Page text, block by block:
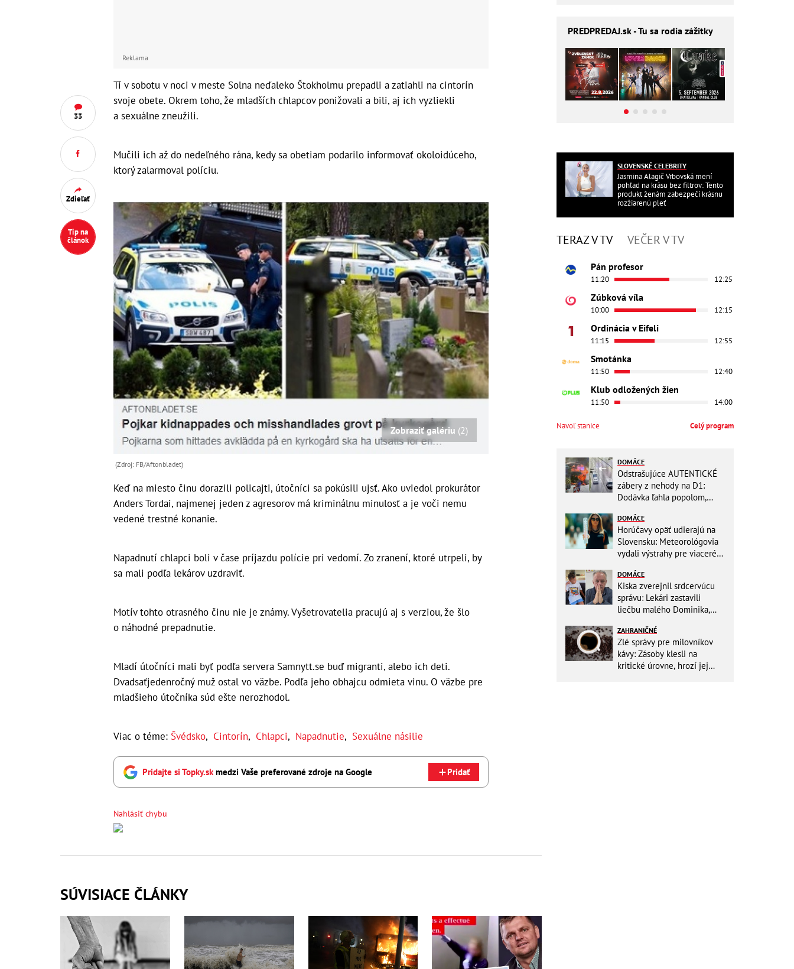
33
Zdieľať
Tip na
článok
Reklama
Tí v sobotu v noci v meste Solna neďaleko Štokholmu prepadli a zatiahli na cintorín
svoje obete. Okrem toho, že mladších chlapcov ponižovali a bili, aj ich vyzliekli
a sexuálne zneužili.
Mučili ich až do nedeľného rána, kedy sa obetiam podarilo informovať okoloidúceho,
ktorý zalarmoval políciu.
Zobraziť galériu (2)
(Zdroj: FB/Aftonbladet)
Keď na miesto činu dorazili policajti, útočníci sa pokúsili ujsť. Ako uviedol prokurátor
Anders Tordai, najmenej jeden z agresorov má kriminálnu minulosť a je voči nemu
vedené trestné konanie.
Napadnutí chlapci boli v čase príjazdu polície pri vedomí. Zo zranení, ktoré utrpeli, by
sa mali podľa lekárov uzdraviť.
Motív tohto otrasného činu nie je známy. Vyšetrovatelia pracujú aj s verziou, že šlo
o náhodné prepadnutie.
Mladí útočníci mali byť podľa servera Samnytt.se buď migranti, alebo ich deti.
Dvadsaťjedenročný muž ostal vo väzbe. Podľa jeho obhajcu odmieta vinu. O väzbe pre
mladšieho útočníka súd ešte nerozhodol.
Viac o téme: Švédsko, Cintorín, Chlapci, Napadnutie, Sexuálne násilie
Pridajte si Topky.sk medzi Vaše preferované zdroje na Google Pridať
Nahlásiť chybu
SÚVISIACE ČLÁNKY
PREDPREDAJ.sk - Tu sa rodia zážitky
SLOVENSKÉ CELEBRITY
Jasmina Alagič Vrbovská mení
pohľad na krásu bez filtrov: Tento
produkt ženám zabezpečí krásnu
rozžiarenú pleť
TERAZ V TV VEČER V TV
Pán profesor
11:20 12:25
Zúbková víla
10:00 12:15
Ordinácia v Eifeli
11:15 12:55
Smotánka
11:50 12:40
Klub odložených žien
11:50 14:00
Navoľ stanice Celý program
DOMÁCE
Odstrašujúce AUTENTICKÉ
zábery z nehody na D1:
Dodávka ľahla popolom,
zachraňoval vrtuľník
DOMÁCE
Horúčavy opäť udierajú na
Slovensku: Meteorológovia
vydali výstrahy pre viaceré
DOMÁCE
Kiska zverejnil srdcervúcu
správu: Lekári zastavili
liečbu malého Dominika,
týždne života
ZAHRANIČNÉ
Zlé správy pre milovníkov
kávy: Zásoby klesli na
kritické úrovne, hrozí jej